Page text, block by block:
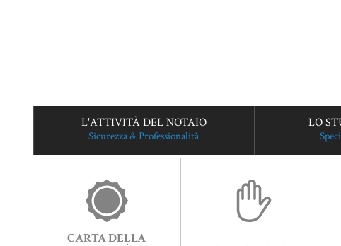
L'ATTIVITÀ DEL NOTAIO
Sicurezza & Professionalità
LO
CARTA DELLA